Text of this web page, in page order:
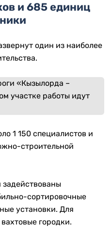
и 685 единиц
один из наиболее
1 150 специалистов и
строительной
задействованы
сортировочные
установки. Для
городки.